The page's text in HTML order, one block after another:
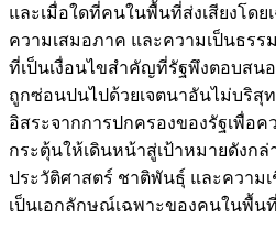
และเมื่อใดที่คนในพื้นที่ส่งเสียงโดย
ความเสมอภาค และความเป็นธรร
ที่เป็นเงื่อนไขสำคัญที่รัฐพึงตอบสน
ถูกซ่อนปนไปด้วยเจตนาอันไม่บริสุ
อิสระจากการปกครองของรัฐเพื่อค
กระตุ้นให้เดินหน้าสู่เป้าหมายดังกล่
ประวัติศาสตร์ ชาติพันธุ์ และความ
เป็นเอกลักษณ์เฉพาะของคนในพื้น